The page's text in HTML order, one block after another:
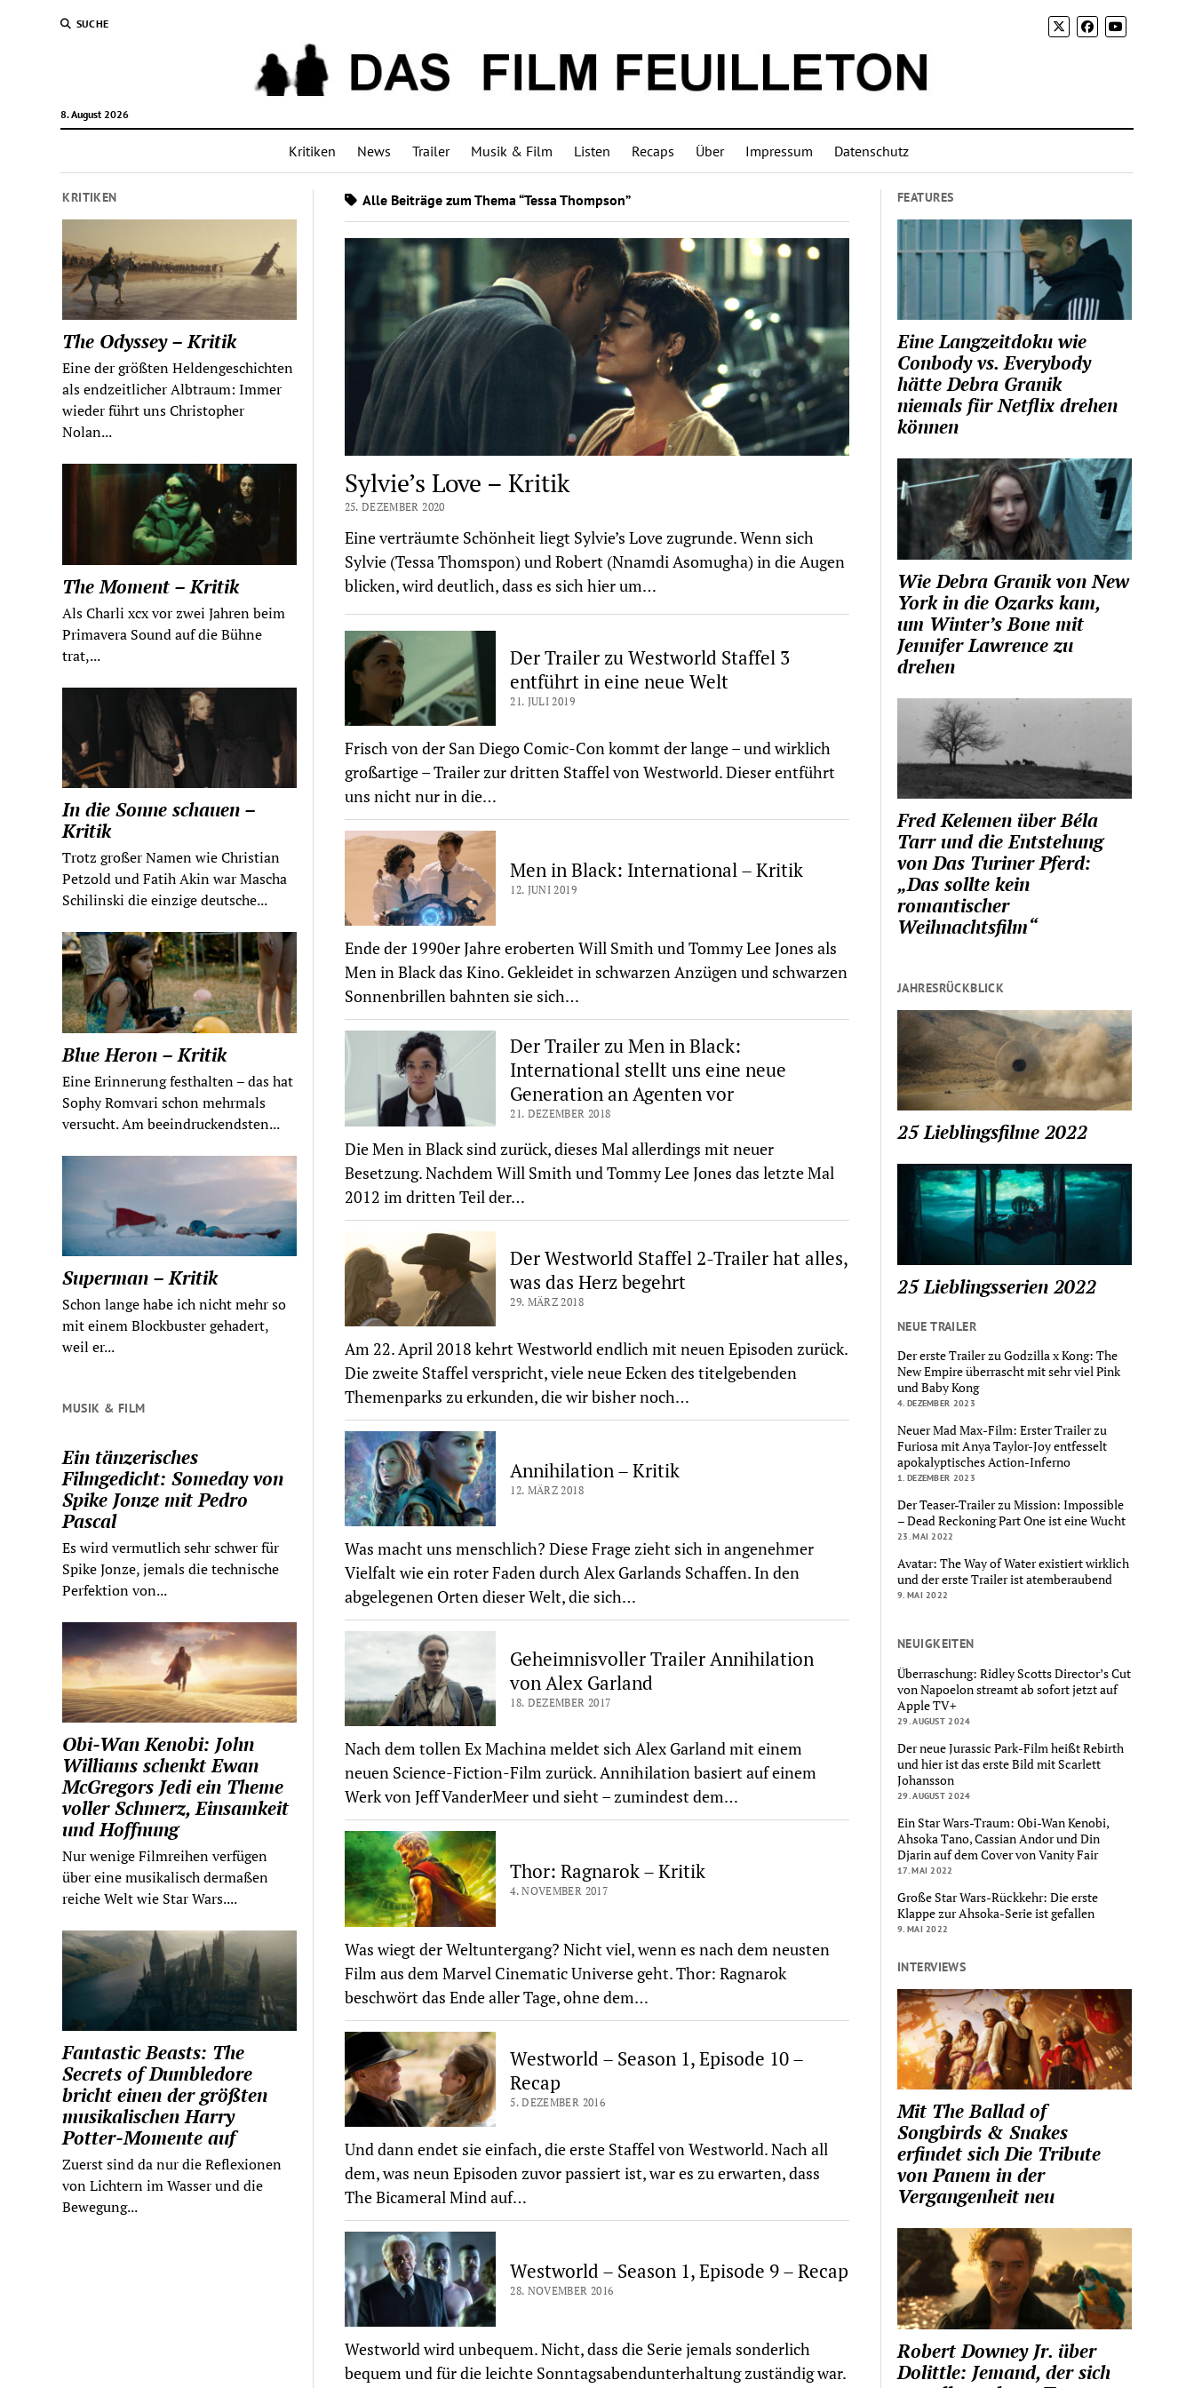
SUCHE
8. August 2026
Kritiken News Trailer Musik & Film Listen Recaps Über Impressum Datenschutz
KRITIKEN
The Odyssey – Kritik
Eine der größten Heldengeschichten
als endzeitlicher Albtraum: Immer
wieder führt uns Christopher
Nolan...
The Moment – Kritik
Als Charli xcx vor zwei Jahren beim
Primavera Sound auf die Bühne
trat,...
In die Sonne schauen –
Kritik
Trotz großer Namen wie Christian
Petzold und Fatih Akin war Mascha
Schilinski die einzige deutsche...
Blue Heron – Kritik
Eine Erinnerung festhalten – das hat
Sophy Romvari schon mehrmals
versucht. Am beeindruckendsten...
Superman – Kritik
Schon lange habe ich nicht mehr so
mit einem Blockbuster gehadert,
weil er...
MUSIK & FILM
Ein tänzerisches
Filmgedicht: Someday von
Spike Jonze mit Pedro
Pascal
Es wird vermutlich sehr schwer für
Spike Jonze, jemals die technische
Perfektion von...
Obi-Wan Kenobi: John
Williams schenkt Ewan
McGregors Jedi ein Theme
voller Schmerz, Einsamkeit
und Hoffnung
Nur wenige Filmreihen verfügen
über eine musikalisch dermaßen
reiche Welt wie Star Wars....
Fantastic Beasts: The
Secrets of Dumbledore
bricht einen der größten
musikalischen Harry
Potter-Momente auf
Zuerst sind da nur die Reflexionen
von Lichtern im Wasser und die
Bewegung...
Alle Beiträge zum Thema “Tessa Thompson”
Sylvie’s Love – Kritik
25. DEZEMBER 2020
Eine verträumte Schönheit liegt Sylvie’s Love zugrunde. Wenn sich
Sylvie (Tessa Thomspon) und Robert (Nnamdi Asomugha) in die Augen
blicken, wird deutlich, dass es sich hier um…
Der Trailer zu Westworld Staffel 3
entführt in eine neue Welt
21. JULI 2019
Frisch von der San Diego Comic-Con kommt der lange – und wirklich
großartige – Trailer zur dritten Staffel von Westworld. Dieser entführt
uns nicht nur in die…
Men in Black: International – Kritik
12. JUNI 2019
Ende der 1990er Jahre eroberten Will Smith und Tommy Lee Jones als
Men in Black das Kino. Gekleidet in schwarzen Anzügen und schwarzen
Sonnenbrillen bahnten sie sich…
Der Trailer zu Men in Black:
International stellt uns eine neue
Generation an Agenten vor
21. DEZEMBER 2018
Die Men in Black sind zurück, dieses Mal allerdings mit neuer
Besetzung. Nachdem Will Smith und Tommy Lee Jones das letzte Mal
2012 im dritten Teil der…
Der Westworld Staffel 2-Trailer hat alles,
was das Herz begehrt
29. MÄRZ 2018
Am 22. April 2018 kehrt Westworld endlich mit neuen Episoden zurück.
Die zweite Staffel verspricht, viele neue Ecken des titelgebenden
Themenparks zu erkunden, die wir bisher noch…
Annihilation – Kritik
12. MÄRZ 2018
Was macht uns menschlich? Diese Frage zieht sich in angenehmer
Vielfalt wie ein roter Faden durch Alex Garlands Schaffen. In den
abgelegenen Orten dieser Welt, die sich…
Geheimnisvoller Trailer Annihilation
von Alex Garland
18. DEZEMBER 2017
Nach dem tollen Ex Machina meldet sich Alex Garland mit einem
neuen Science-Fiction-Film zurück. Annihilation basiert auf einem
Werk von Jeff VanderMeer und sieht – zumindest dem…
Thor: Ragnarok – Kritik
4. NOVEMBER 2017
Was wiegt der Weltuntergang? Nicht viel, wenn es nach dem neusten
Film aus dem Marvel Cinematic Universe geht. Thor: Ragnarok
beschwört das Ende aller Tage, ohne dem…
Westworld – Season 1, Episode 10 –
Recap
5. DEZEMBER 2016
Und dann endet sie einfach, die erste Staffel von Westworld. Nach all
dem, was neun Episoden zuvor passiert ist, war es zu erwarten, dass
The Bicameral Mind auf…
Westworld – Season 1, Episode 9 – Recap
28. NOVEMBER 2016
Westworld wird unbequem. Nicht, dass die Serie jemals sonderlich
bequem und für die leichte Sonntagsabendunterhaltung zuständig war.
FEATURES
Eine Langzeitdoku wie
Conbody vs. Everybody
hätte Debra Granik
niemals für Netflix drehen
können
Wie Debra Granik von New
York in die Ozarks kam,
um Winter’s Bone mit
Jennifer Lawrence zu
drehen
Fred Kelemen über Béla
Tarr und die Entstehung
von Das Turiner Pferd:
„Das sollte kein
romantischer
Weihnachtsfilm“
JAHRESRÜCKBLICK
25 Lieblingsfilme 2022
25 Lieblingsserien 2022
NEUE TRAILER
Der erste Trailer zu Godzilla x Kong: The
New Empire überrascht mit sehr viel Pink
und Baby Kong
4. DEZEMBER 2023
Neuer Mad Max-Film: Erster Trailer zu
Furiosa mit Anya Taylor-Joy entfesselt
apokalyptisches Action-Inferno
1. DEZEMBER 2023
Der Teaser-Trailer zu Mission: Impossible
– Dead Reckoning Part One ist eine Wucht
23. MAI 2022
Avatar: The Way of Water existiert wirklich
und der erste Trailer ist atemberaubend
9. MAI 2022
NEUIGKEITEN
Überraschung: Ridley Scotts Director’s Cut
von Napoelon streamt ab sofort jetzt auf
Apple TV+
29. AUGUST 2024
Der neue Jurassic Park-Film heißt Rebirth
und hier ist das erste Bild mit Scarlett
Johansson
29. AUGUST 2024
Ein Star Wars-Traum: Obi-Wan Kenobi,
Ahsoka Tano, Cassian Andor und Din
Djarin auf dem Cover von Vanity Fair
17. MAI 2022
Große Star Wars-Rückkehr: Die erste
Klappe zur Ahsoka-Serie ist gefallen
9. MAI 2022
INTERVIEWS
Mit The Ballad of
Songbirds & Snakes
erfindet sich Die Tribute
von Panem in der
Vergangenheit neu
Robert Downey Jr. über
Dolittle: Jemand, der sich